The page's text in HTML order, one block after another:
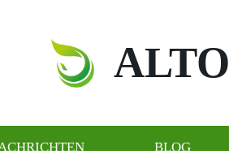
ALTO
BLOG